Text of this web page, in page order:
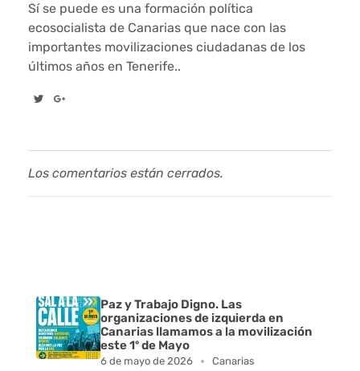
t
a
m
n
a
n
d
Sí se puede es una formación política
ecosocialista de Canarias que nace con las
importantes movilizaciones ciudadanas de los
últimos años en Tenerife..
Los comentarios están cerrados.
Paz y Trabajo Digno. Las
organizaciones de izquierda en
Canarias llamamos a la movilización
este 1º de Mayo
6 de mayo de 2026 Canarias